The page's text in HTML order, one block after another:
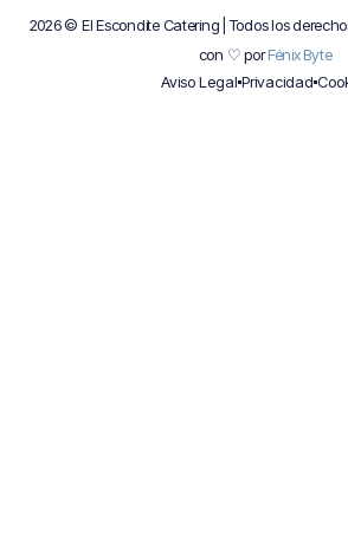
2026 © El Escondite Catering | Todos los
con ♡ porFénix Byte
Aviso Legal Privacidad